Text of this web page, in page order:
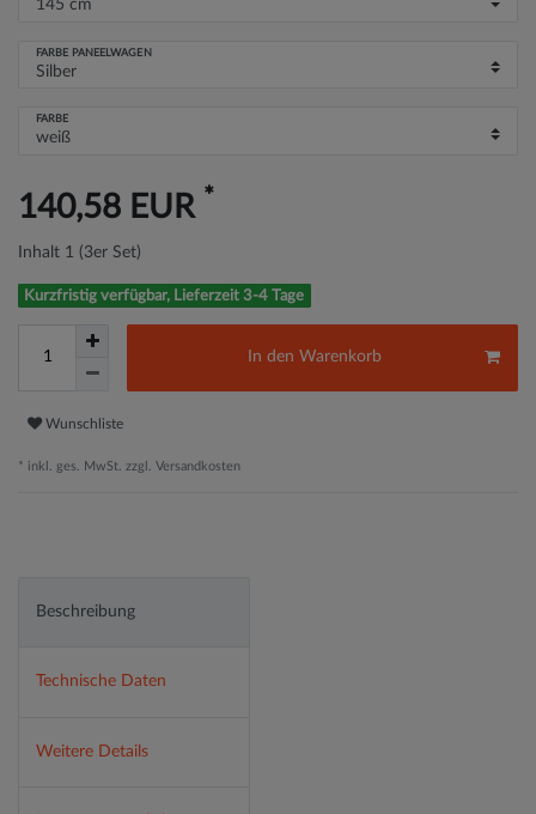
FARBE PANEELWAGEN
FARBE
140,58 EUR *
Inhalt 1 (3er Set)
Kurzfristig verfügbar, Lieferzeit 3-4 Tage
In den Warenkorb
Wunschliste
* inkl. ges. MwSt. zzgl. Versandkosten
Beschreibung
Technische Daten
Weitere Details